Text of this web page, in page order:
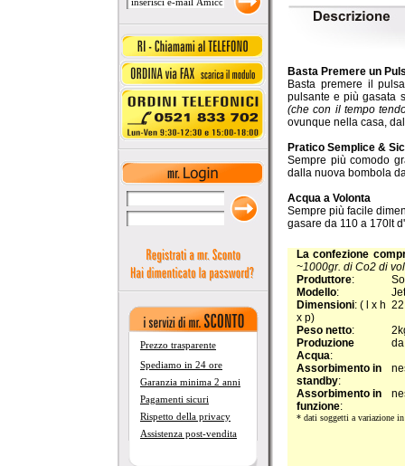
Prezzo trasparente
Spediamo in 24 ore
Garanzia minima 2 anni
Pagamenti sicuri
Rispetto della privacy
Assistenza post-vendita
Basta Premere un
Basta premere il
pulsante e più gasata
(che con il tempo
ovunque nella casa,
Pratico Semplice &
Sempre più comodo
dalla nuova bombola
Acqua a Volonta
Sempre più facile
gasare da 110 a 170lt
La confezione
~1000gr. di Co2 di
Produttore:
Modello:
Jet
Dimensioni: ( l x h
x p)
Peso netto:
Produzione
Acqua:
Assorbimento in
standby:
Assorbimento in
funzione:
* dati soggetti a variazione